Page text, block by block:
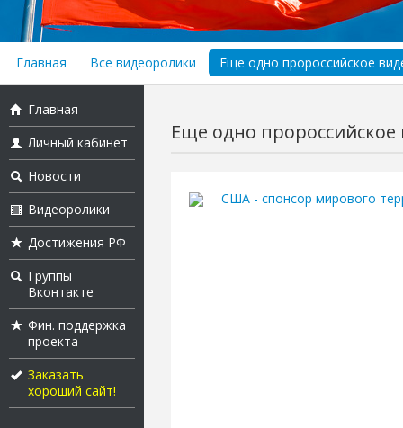
Главная Все видеоролики Еще одно пророссийское
Главная
Личный кабинет
Новости
Видеоролики
Достижения РФ
Группы
Вконтакте
Фин. поддержка
проекта
Заказать
хороший сайт!
Еще одно пророссийское
США - спонсор мирового